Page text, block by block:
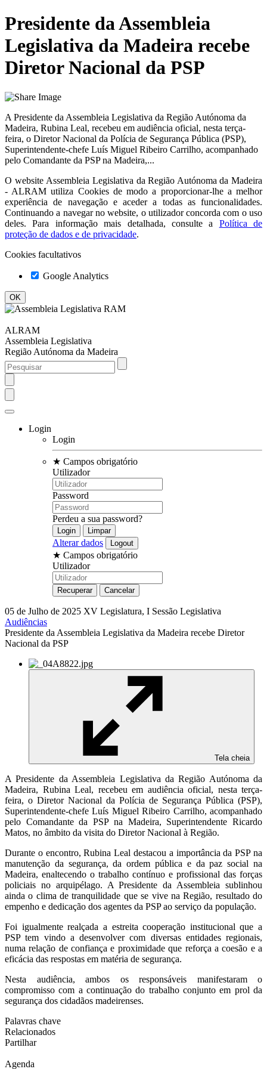
Presidente da Assembleia
Legislativa da Madeira recebe
Diretor Nacional da PSP
A Presidente da Assembleia Legislativa da Região Autónoma da
Madeira, Rubina Leal, recebeu em audiência oficial, nesta terça-
feira, o Diretor Nacional da Polícia de Segurança Pública (PSP),
Superintendente-chefe Luís Miguel Ribeiro Carrilho, acompanhado
pelo Comandante da PSP na Madeira,...
O website Assembleia Legislativa da Região Autónoma da Madeira
- ALRAM utiliza Cookies de modo a proporcionar-lhe a melhor
experiência de navegação e aceder a todas as funcionalidades.
Continuando a navegar no website, o utilizador concorda com o uso
deles. Para informação mais detalhada, consulte a
Política de
proteção de dados e de privacidade.
Cookies facultativos
Google Analytics
ALRAM
Assembleia Legislativa
Região Autónoma da Madeira
Login
Login
★ Campos obrigatório
Utilizador
Password
Perdeu a sua password?
Alterar dados
★ Campos obrigatório
Utilizador
05 de Julho de 2025 XV Legislatura, I Sessão Legislativa
Audiências
Presidente da Assembleia Legislativa da Madeira recebe Diretor
Nacional da PSP
Tela cheia
A Presidente da Assembleia Legislativa da Região Autónoma da
Madeira, Rubina Leal, recebeu em audiência oficial, nesta terça-
feira, o Diretor Nacional da Polícia de Segurança Pública (PSP),
Superintendente-chefe Luís Miguel Ribeiro Carrilho, acompanhado
pelo Comandante da PSP na Madeira, Superintendente Ricardo
Matos, no âmbito da visita do Diretor Nacional à Região.
Durante o encontro, Rubina Leal destacou a importância da PSP na
manutenção da segurança, da ordem pública e da paz social na
Madeira, enaltecendo o trabalho contínuo e profissional das forças
policiais no arquipélago. A Presidente da Assembleia sublinhou
ainda o clima de tranquilidade que se vive na Região, resultado do
empenho e dedicação dos agentes da PSP ao serviço da população.
Foi igualmente realçada a estreita cooperação institucional que a
PSP tem vindo a desenvolver com diversas entidades regionais,
numa relação de confiança e proximidade que reforça a coesão e a
eficácia das respostas em matéria de segurança.
Nesta audiência, ambos os responsáveis manifestaram o
compromisso com a continuação do trabalho conjunto em prol da
segurança dos cidadãos madeirenses.
Palavras chave
Relacionados
Partilhar
Agenda